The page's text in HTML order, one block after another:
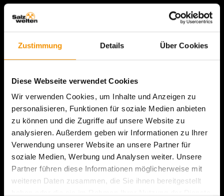
Zustimmung Details Über Cookies
Diese Webseite verwendet Cookies
Wir verwenden Cookies, um Inhalte und Anzeigen zu
personalisieren, Funktionen für soziale Medien anbieten
zu können und die Zugriffe auf unsere Website zu
analysieren. Außerdem geben wir Informationen zu Ihrer
Verwendung unserer Website an unsere Partner für
soziale Medien, Werbung und Analysen weiter. Unsere
Partner führen diese Informationen möglicherweise mit
weiteren Daten zusammen, die Sie ihnen bereitgestellt
COOKIE SETTINGS